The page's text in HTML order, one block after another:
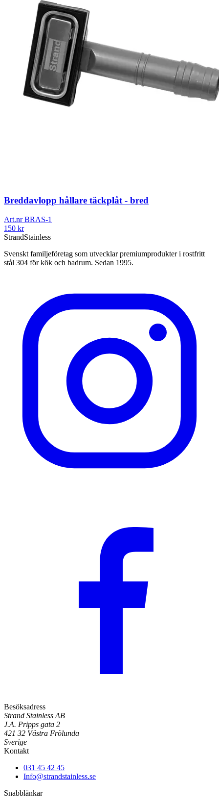
Breddavlopp hållare täckplåt - bred
Art.nrBRAS-1
150 kr
StrandStainless
Svenskt familjeföretag som utvecklar premiumprodukter i rostfritt
stål 304 för kök och badrum. Sedan 1995.
Besöksadress
Strand Stainless AB
J.A. Pripps gata 2
421 32 Västra Frölunda
Sverige
Kontakt
031 45 42 45
Info@strandstainless.se
Snabblänkar